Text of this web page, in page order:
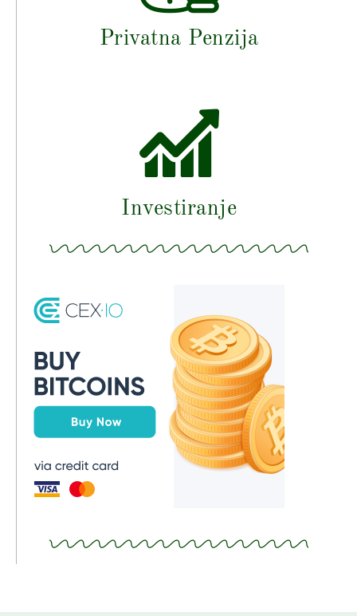
Privatna Penzija
Investiranje